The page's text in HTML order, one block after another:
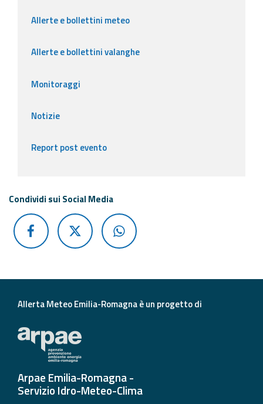
Allerte e bollettini meteo
Allerte e bollettini valanghe
Monitoraggi
Notizie
Report post evento
Condividi sui Social Media
Allerta Meteo Emilia-Romagna è un progetto di
Arpae Emilia-Romagna -
Servizio Idro-Meteo-Clima